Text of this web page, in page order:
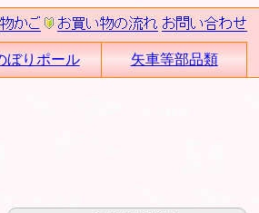
ぼりポール 矢車等部品類